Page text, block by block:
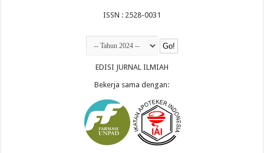
ISSN : 2528-0031
EDISI JURNAL ILMIAH
Bekerja sama dengan: